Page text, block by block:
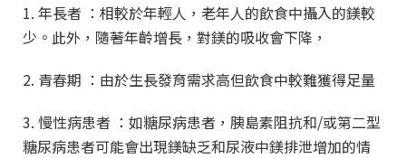
1. 年長者 ：相較於年輕人，老年人的飲食中攝入的鎂較
少。此外，隨著年齡增長，對鎂的吸收會下降，
2. 青春期 ：由於生長發育需求高但飲食中較難獲得足量
3. 慢性病患者 ：如糖尿病患者，胰島素阻抗和/或第二型
糖尿病患者可能會出現鎂缺乏和尿液中鎂排泄增加的情